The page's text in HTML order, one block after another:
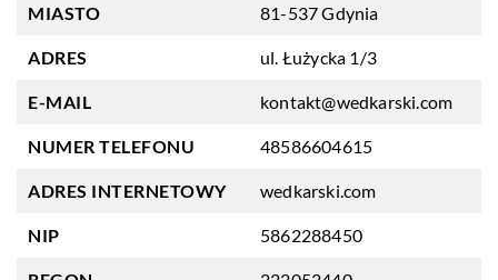
MIASTO 81-537 Gdynia
ADRES ul. Łużycka 1/3
E-MAIL kontakt@wedkarski.com
NUMER TELEFONU 48586604615
ADRES INTERNETOWY wedkarski.com
NIP 5862288450